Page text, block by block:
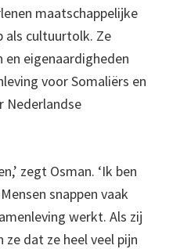
maatschappelijke
als cultuurtolk. Ze
eigenaardigheden
voor Somaliërs en
Nederlandse
zegt Osman. ‘Ik ben
snappen vaak
werkt. Als zij
ze dat ze heel veel pijn